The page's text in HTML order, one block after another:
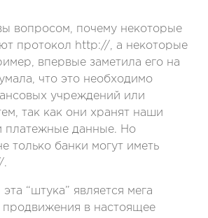
вопросом, почему некоторые
протокол http://, а некоторые
впервые заметила его на
что это необходимо
учреждений или
так как они хранят наши
платежные данные. Но
только банки могут иметь
.
“штука” является мега
в настоящее